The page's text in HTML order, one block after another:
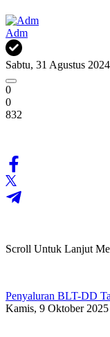
Adm
Sabtu, 31 Agustus
0
0
832
Scroll Untuk Lanjut
Penyaluran BLT-DD
Kamis, 9 Oktober 2025